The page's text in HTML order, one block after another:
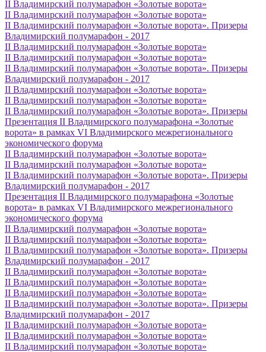
II Владимирский полумарафон «Золотые ворота»
II Владимирский полумарафон «Золотые ворота»
II Владимирский полумарафон «Золотые ворота». Призеры
Владимирский полумарафон - 2017
II Владимирский полумарафон «Золотые ворота»
II Владимирский полумарафон «Золотые ворота»
II Владимирский полумарафон «Золотые ворота». Призеры
Владимирский полумарафон - 2017
II Владимирский полумарафон «Золотые ворота»
II Владимирский полумарафон «Золотые ворота»
II Владимирский полумарафон «Золотые ворота». Призеры
Презентация II Владимирского полумарафона «Золотые
ворота» в рамках VI Владимирского межрегионального
экономического форума
II Владимирский полумарафон «Золотые ворота»
II Владимирский полумарафон «Золотые ворота»
II Владимирский полумарафон «Золотые ворота». Призеры
Владимирский полумарафон - 2017
Презентация II Владимирского полумарафона «Золотые
ворота» в рамках VI Владимирского межрегионального
экономического форума
II Владимирский полумарафон «Золотые ворота»
II Владимирский полумарафон «Золотые ворота»
II Владимирский полумарафон «Золотые ворота». Призеры
Владимирский полумарафон - 2017
II Владимирский полумарафон «Золотые ворота»
II Владимирский полумарафон «Золотые ворота»
II Владимирский полумарафон «Золотые ворота»
II Владимирский полумарафон «Золотые ворота». Призеры
Владимирский полумарафон - 2017
II Владимирский полумарафон «Золотые ворота»
II Владимирский полумарафон «Золотые ворота»
II Владимирский полумарафон «Золотые ворота»